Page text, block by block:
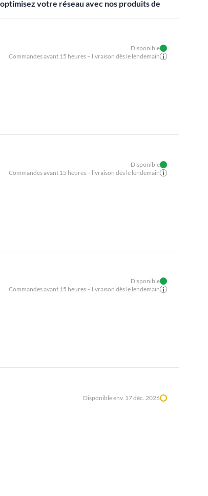
votre réseau avec nos produits de
Disponible
Commandes avant 15 heures – livraison dès le lendemain
Disponible
Commandes avant 15 heures – livraison dès le lendemain
Disponible
Commandes avant 15 heures – livraison dès le lendemain
Disponible env. 17 déc. 2026